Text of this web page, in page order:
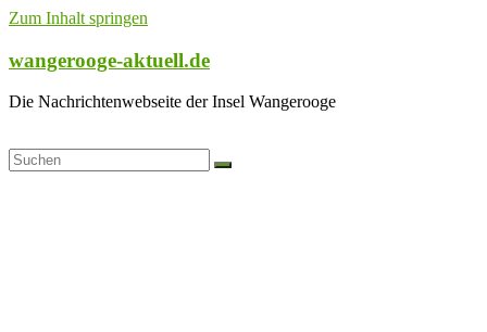
Zum Inhalt springen
wangerooge-aktuell.de
Die Nachrichtenwebseite der Insel Wangerooge